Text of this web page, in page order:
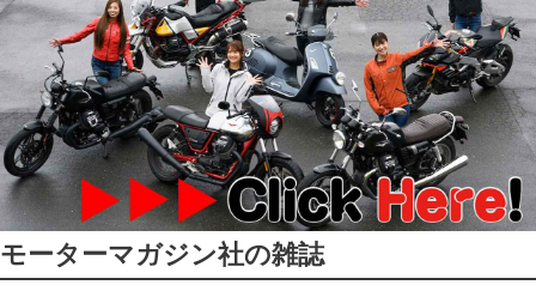
モーターマガジン社の雑誌